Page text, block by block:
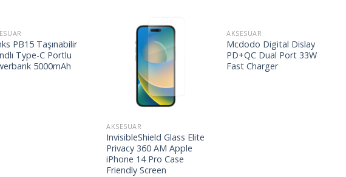
PB15 Taşınabilir
Type-C Portlu
5000mAh
AKSESUAR
InvisibleShield Glass Elite
Privacy 360 AM Apple
iPhone 14 Pro Case
Friendly Screen
AKSESUAR
Mcdodo Digital Dislay
PD+QC Dual Port 33W
Fast Charger